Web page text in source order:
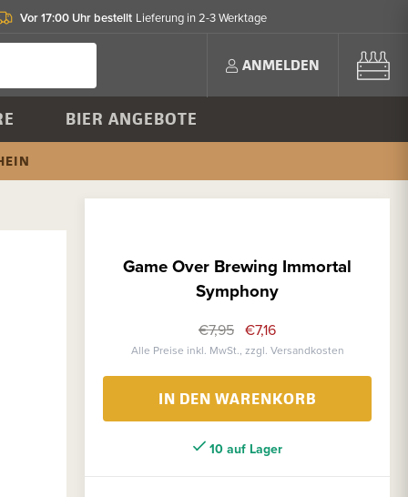
Vor 17:00 Uhr bestellt Lieferung in 2-3 Werktage
ANMELDEN
BIER ANGEBOTE
Game Over Brewing Immortal
Symphony
€7,95 €7,16
Alle Preise inkl. MwSt., zzgl. Versandkosten
IN DEN WARENKORB
10 auf Lager